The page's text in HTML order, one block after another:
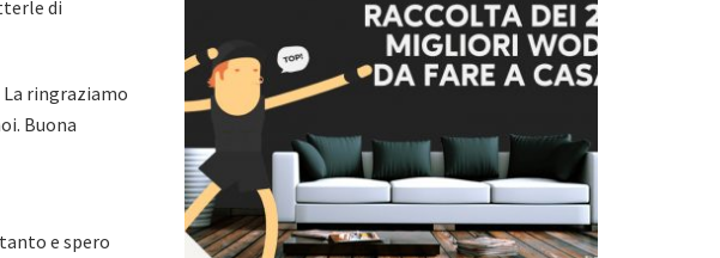
di
ringraziamo
Buona
e spero